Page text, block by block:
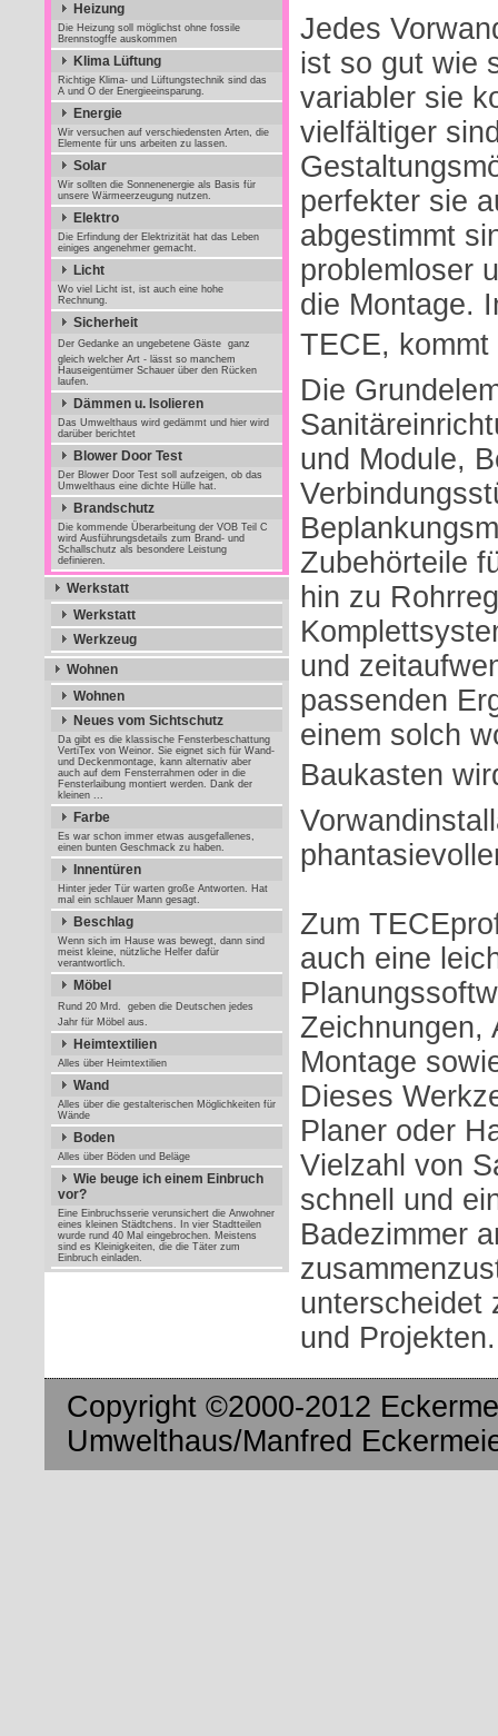
Heizung
Die Heizung soll möglichst ohne fossile
Brennstogffe auskommen
Klima Lüftung
Richtige Klima- und Lüftungstechnik sind das
A und O der Energieeinsparung.
Energie
Wir versuchen auf verschiedensten Arten, die
Elemente für uns arbeiten zu lassen.
Solar
Wir sollten die Sonnenenergie als Basis für
unsere Wärmeerzeugung nutzen.
Elektro
Die Erfindung der Elektrizität hat das Leben
einiges angenehmer gemacht.
Licht
Wo viel Licht ist, ist auch eine hohe
Rechnung.
Sicherheit
Der Gedanke an ungebetene Gäste  ganz
gleich welcher Art - lässt so manchem
Hauseigentümer Schauer über den Rücken
laufen.
Dämmen u. Isolieren
Das Umwelthaus wird gedämmt und hier wird
darüber berichtet
Blower Door Test
Der Blower Door Test soll aufzeigen, ob das
Umwelthaus eine dichte Hülle hat.
Brandschutz
Die kommende Überarbeitung der VOB Teil C
wird Ausführungsdetails zum Brand- und
Schallschutz als besondere Leistung
definieren.
Werkstatt
Werkstatt
Werkzeug
Wohnen
Wohnen
Neues vom Sichtschutz
Da gibt es die klassische Fensterbeschattung
VertiTex von Weinor. Sie eignet sich für Wand-
und Deckenmontage, kann alternativ aber
auch auf dem Fensterrahmen oder in die
Fensterlaibung montiert werden. Dank der
kleinen ...
Farbe
Es war schon immer etwas ausgefallenes,
einen bunten Geschmack zu haben.
Innentüren
Hinter jeder Tür warten große Antworten. Hat
mal ein schlauer Mann gesagt.
Beschlag
Wenn sich im Hause was bewegt, dann sind
meist kleine, nützliche Helfer dafür
verantwortlich.
Möbel
Rund 20 Mrd.  geben die Deutschen jedes
Jahr für Möbel aus.
Heimtextilien
Alles über Heimtextilien
Wand
Alles über die gestalterischen Möglichkeiten für
Wände
Boden
Alles über Böden und Beläge
Wie beuge ich einem Einbruch
vor?
Eine Einbruchsserie verunsichert die Anwohner
eines kleinen Städtchens. In vier Stadtteilen
wurde rund 40 Mal eingebrochen. Meistens
sind es Kleinigkeiten, die die Täter zum
Einbruch einladen.
Jedes
ist so gut wie
variabler sie
vielfältiger
perfekter sie
abgestimmt
problemloser
die Montage.
TECE, kommt
Die
und Module,
Zubehörteile
hin zu
und
passenden
einem solch
Baukasten
Zum
auch eine
Zeichnungen,
Montage
Dieses
Planer oder
Vielzahl von
schnell und
Badezimmer
unterscheidet
und Projekten.
Copyright ©2000-2012
Umwelthaus/Manfred